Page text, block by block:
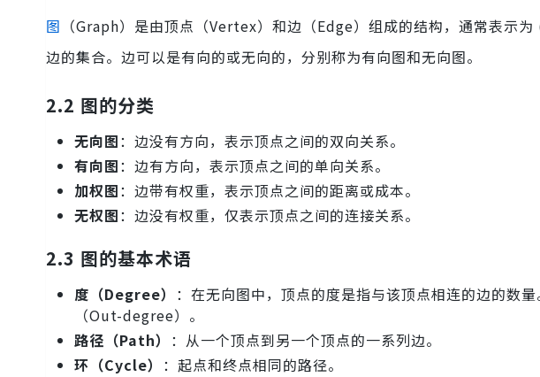
图 （Graph）是由顶点（Vertex）和边（Edge）组成的结构，通常表示
边的集合。边可以是有向的或无向的，分别称为有向图和无向图。
2.2 图的分类
无向图：边没有方向，表示顶点之间的双向关系。
有向图：边有方向，表示顶点之间的单向关系。
加权图：边带有权重，表示顶点之间的距离或成本。
无权图：边没有权重，仅表示顶点之间的连接关系。
2.3 图的基本术语
度（Degree） ：在无向图中，顶点的度是指与该顶点相连的边的数
（Out-degree）。
路径（Path） ：从一个顶点到另一个顶点的一系列边。
环（Cycle） ：起点和终点相同的路径。